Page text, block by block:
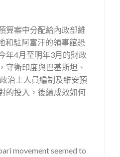
算案中分配給內政部維
和駐阿富汗的領事館恐
年4月至明年3月的財政
守衛印度與巴基斯坦、
治上人員編制及維安預
的投入，後續成效如何
movement seemed to